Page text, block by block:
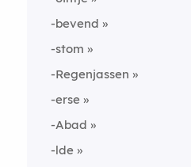
-bevend
-stom
-Regenjassen
-erse
-Abad
-lde